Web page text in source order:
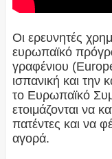
Οι ερευνητές
ευρωπαϊκό
γραφένιου
ισπανική και την
το Ευρωπαϊκό
ετοιμάζονται να
πατέντες και να
αγορά.